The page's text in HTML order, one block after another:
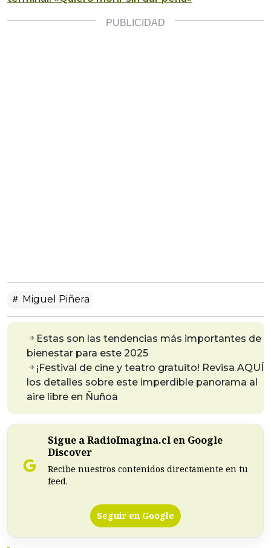
Miguel Piñera
Estas son las tendencias más importantes de
bienestar para este 2025
¡Festival de cine y teatro gratuito! Revisa AQUÍ
los detalles sobre este imperdible panorama al
aire libre en Ñuñoa
Sigue a RadioImagina.cl en Google
Discover
Recibe nuestros contenidos directamente en tu
feed.
Seguir en Google